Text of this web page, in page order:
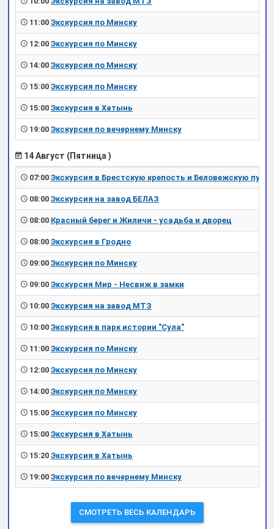
11:00 Экскурсия по Минску
12:00 Экскурсия по Минску
14:00 Экскурсия по Минску
15:00 Экскурсия по Минску
15:00 Экскурсия в Хатынь
19:00 Экскурсия по вечернему Минску
14 Август (Пятница )
07:00 Экскурсия в Брестскую крепость и Беловежскую пущу
08:00 Экскурсия на завод БЕЛАЗ
08:00 Красный берег и Жиличи - усадьба и дворец
08:00 Экскурсия в Гродно
09:00 Экскурсия по Минску
09:00 Экскурсия Мир - Несвиж в замки
10:00 Экскурсия на завод МТЗ
10:00 Экскурсия в парк истории "Сула"
11:00 Экскурсия по Минску
12:00 Экскурсия по Минску
14:00 Экскурсия по Минску
15:00 Экскурсия по Минску
15:00 Экскурсия в Хатынь
15:20 Экскурсия в Хатынь
19:00 Экскурсия по вечернему Минску
СМОТРЕТЬ ВЕСЬ КАЛЕНДАРЬ